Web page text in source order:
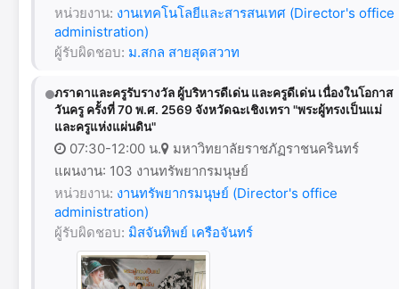
หน่วยงาน: งานเทคโนโลยีและสารสนเทศ (Director's office
administration)
ผู้รับผิดชอบ: ม.สกล สายสุดสวาท
ภราดาและครูรับรางวัล ผู้บริหารดีเด่น และครูดีเด่น เนื่องในโอกาส
วันครู ครั้งที่ 70 พ.ศ. 2569 จังหวัดฉะเชิงเทรา "พระผู้ทรงเป็นแม่
และครูแห่งแผ่นดิน"
07:30-12:00 น.
มหาวิทยาลัยราชภัฏราชนครินทร์
แผนงาน: 103 งานทรัพยากรมนุษย์
หน่วยงาน: งานทรัพยากรมนุษย์ (Director's office
administration)
ผู้รับผิดชอบ: มิสจันทิพย์ เครือจันทร์